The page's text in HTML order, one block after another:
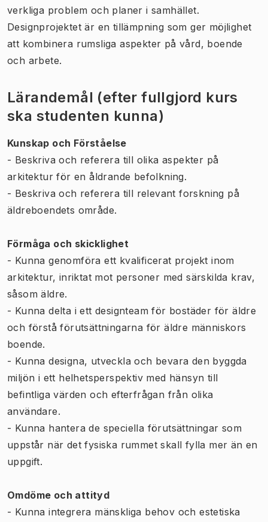
verkliga problem och planer i samhället.
Designprojektet är en tillämpning som ger möjlighet
att kombinera rumsliga aspekter på vård, boende
och arbete.
Lärandemål (efter fullgjord kurs
ska studenten kunna)
Kunskap och Förståelse
- Beskriva och referera till olika aspekter på
arkitektur för en åldrande befolkning.
- Beskriva och referera till relevant forskning på
äldreboendets område.
Förmåga och skicklighet
- Kunna genomföra ett kvalificerat projekt inom
arkitektur, inriktat mot personer med särskilda krav,
såsom äldre.
- Kunna delta i ett designteam för bostäder för äldre
och förstå förutsättningarna för äldre människors
boende.
- Kunna designa, utveckla och bevara den byggda
miljön i ett helhetsperspektiv med hänsyn till
befintliga värden och efterfrågan från olika
användare.
- Kunna hantera de speciella förutsättningar som
uppstår när det fysiska rummet skall fylla mer än en
uppgift.
Omdöme och attityd
- Kunna integrera mänskliga behov och estetiska